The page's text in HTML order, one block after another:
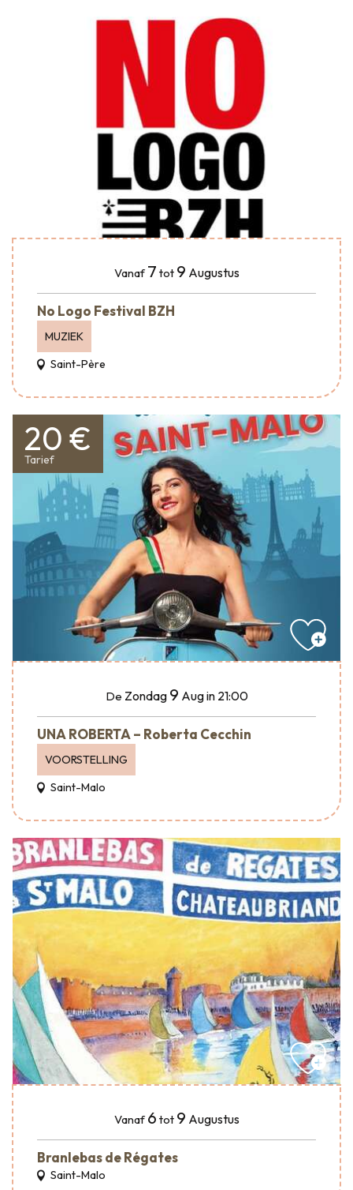
Vanaf 7 tot 9 Augustus
No Logo Festival BZH
MUZIEK
Saint-Père
20 €
Tarief
De Zondag 9 Augin 21:00
UNA ROBERTA – Roberta Cecchin
VOORSTELLING
Saint-Malo
Vanaf 6 tot 9 Augustus
Branlebas de Régates
Saint-Malo